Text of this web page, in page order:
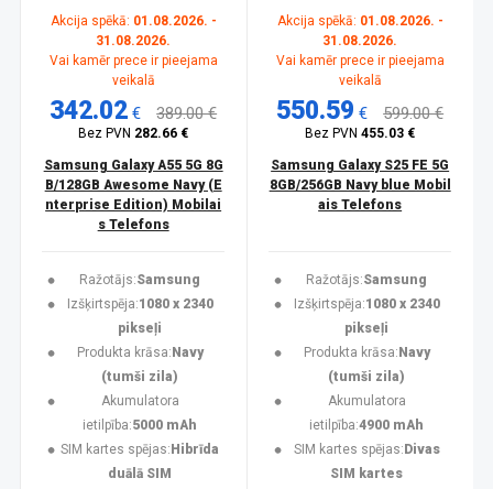
Akcija spēkā: 01.08.2026. -
31.08.2026.
Vai kamēr prece ir pieejama
veikalā
342.02 € 389.00 €
Bez PVN 282.66 €
Samsung Galaxy A55 5G 8G
B/128GB Awesome Navy (E
nterprise Edition) Mobilai
s Telefons
Ražotājs:Samsung
Izšķirtspēja:1080 x 2340
pikseļi
Produkta krāsa: Navy
(tumši zila)
Akumulatora
ietilpība:5000 mAh
SIM kartes spējas: Hibrīda
duālā SIM
Akcija spēkā: 01.08.2026. -
31.08.2026.
Vai kamēr prece ir pieejama
veikalā
550.59 € 599.00 €
Bez PVN455.03 €
Samsung Galaxy S25 FE 5G
8GB/256GB Navy blue Mobil
ais Telefons
Ražotājs:Samsung
Izšķirtspēja:1080 x 2340
pikseļi
Produkta krāsa: Navy
(tumši zila)
Akumulatora
ietilpība:4900 mAh
SIM kartes spējas: Divas
SIM kartes